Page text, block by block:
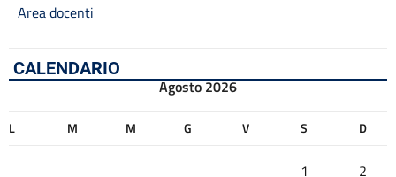
Area docenti
CALENDARIO
Agosto 2026
L M M G V S D
1 2